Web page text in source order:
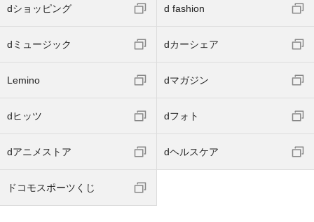
dショッピング d fashion
dミュージック dカーシェア
Lemino dマガジン
dヒッツ dフォト
dアニメストア dヘルスケア
ドコモスポーツくじ